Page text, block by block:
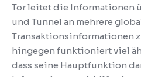
Tor leitet die Informationen
und Tunnel an mehrere
Transaktionsinformationen
hingegen funktioniert viel
dass seine Hauptfunktion